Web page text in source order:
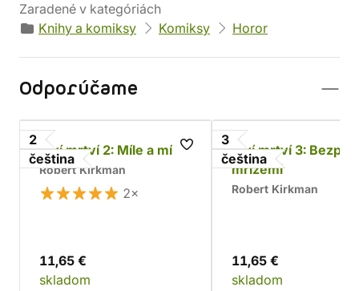
Zaradené v kategóriách
Knihy a komiksy
Komiksy Horor
Odporúčame
2
čeština
Živí mrtví 2: Míle a míle
Robert Kirkman
2×
11,65 €
skladom
3
čeština
Živí mrtví 3:
mřížemi
Robert Kirkman
11,65 €
skladom